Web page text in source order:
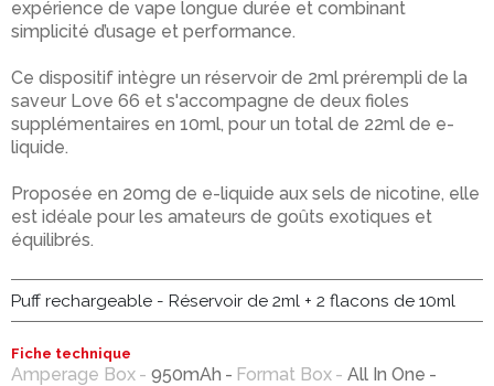
expérience de vape longue durée et combinant
simplicité d’usage et performance.
Ce dispositif intègre un réservoir de 2ml prérempli de la
saveur Love 66 et s'accompagne de deux fioles
supplémentaires en 10ml, pour un total de 22ml de e-
liquide.
Proposée en 20mg de e-liquide aux sels de nicotine, elle
est idéale pour les amateurs de goûts exotiques et
équilibrés.
Puff rechargeable - Réservoir de 2ml + 2 flacons de 10ml
Fiche technique
Amperage Box 950mAh Format Box
All In One